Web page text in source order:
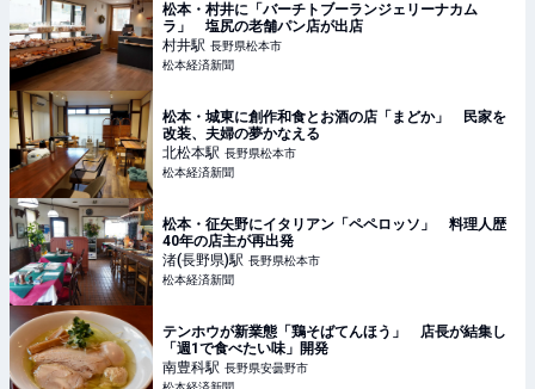
松本・村井に「バーチトブーランジェリーナカム
ラ」 塩尻の老舗パン店が出店
村井駅 長野県松本市
松本経済新聞
松本・城東に創作和食とお酒の店「まどか」 民家を
改装、夫婦の夢かなえる
北松本駅 長野県松本市
松本経済新聞
松本・征矢野にイタリアン「ペペロッソ」 料理人歴
40年の店主が再出発
渚(長野県)駅 長野県松本市
松本経済新聞
テンホウが新業態「鶏そばてんほう」 店長が結集し
「週1で食べたい味」開発
南豊科駅 長野県安曇野市